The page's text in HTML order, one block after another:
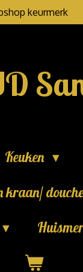
keurmerk
Keuken
kraan/ douche